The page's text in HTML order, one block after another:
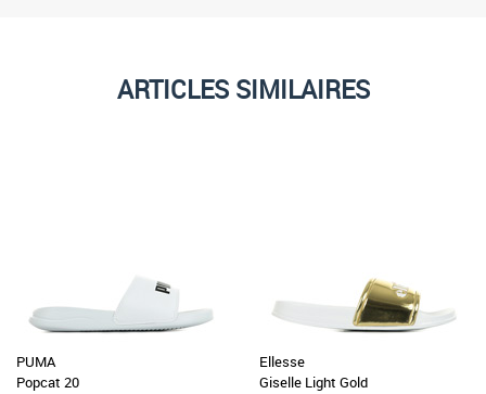
ARTICLES SIMILAIRES
PUMA
Popcat 20
Ellesse
Giselle Light Gold